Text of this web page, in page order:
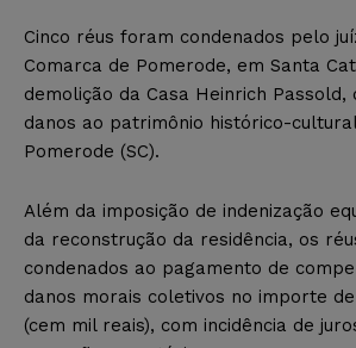
Cinco réus foram condenados pelo
Comarca de Pomerode, em Santa
demolição da Casa Heinrich Passold,
danos ao patrimônio histórico-
Pomerode (SC).
Além da imposição de indenização
da reconstrução da residência, os
condenados ao pagamento de
danos morais coletivos no importe de
(cem mil reais), com incidência de